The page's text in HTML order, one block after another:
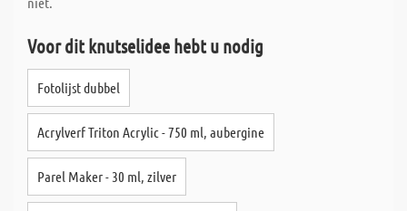
Voor dit knutselidee hebt u nodig
Fotolijst dubbel
Acrylverf Triton Acrylic - 750 ml, aubergine
Parel Maker - 30 ml, zilver